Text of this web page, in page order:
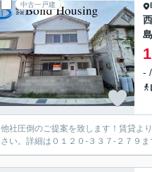
中古一戸建
-
他社圧倒のご提案を致します！賃貸よ
さい。詳細は０１２０-３３７-２７９